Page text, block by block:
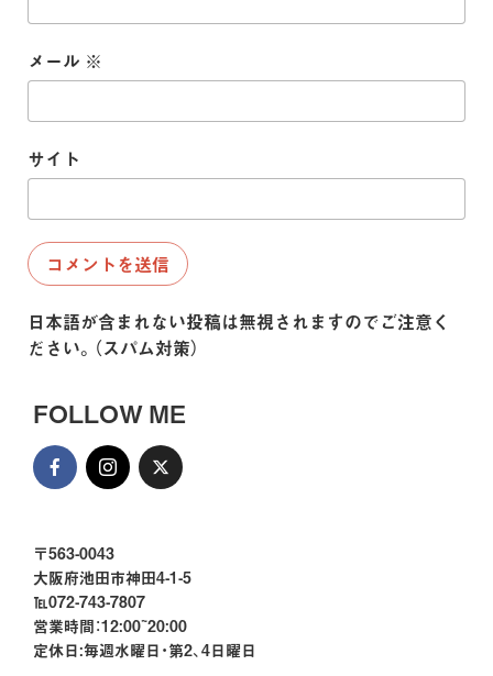
メール ※
サイト
日本語が含まれない投稿は無視されますのでご注意く
ださい。（スパム対策）
FOLLOW ME
〒563-0043
大阪府池田市神田4-1-5
℡072-743-7807
営業時間：12:00~20:00
定休日:毎週水曜日・第2、4日曜日